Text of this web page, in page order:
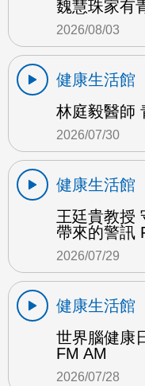
魏慧珠家有
2026/08/03
健康生活館
林庭毅醫師
2026/07/30
健康生活館
王廷貴教授
帶來的警訊
2026/07/29
健康生活館
世界腦健康
FM AM
2026/07/28